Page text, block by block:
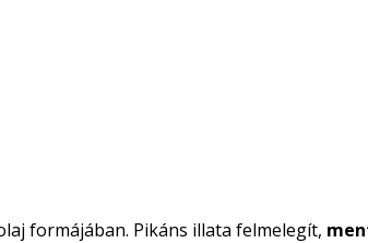
formájában. Pikáns illata felmelegít,